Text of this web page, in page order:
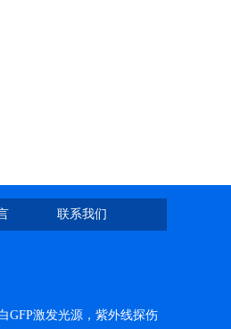
联系我们
GFP激发光源，紫外线探伤